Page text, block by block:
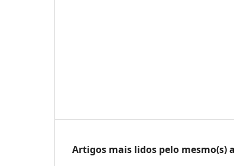
Artigos mais lidos pelo mesmo(s)